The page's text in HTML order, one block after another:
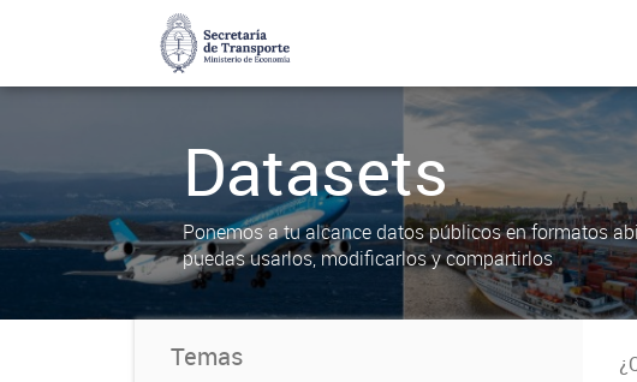
Datasets
Ponemos a tu alcance datos públicos en formatos
puedas usarlos, modificarlos y compartirlos
Temas